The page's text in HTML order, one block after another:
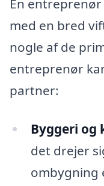
En
med en bred
nogle af de
entreprenør
partner:
Byggeri
det drejer
ombygning